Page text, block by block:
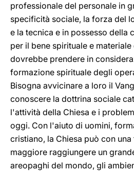
professionale del personale in
specificità sociale, la forza del
e la tecnica e in possesso della
per il bene spirituale e
dovrebbe prendere in
formazione spirituale degli
Bisogna avvicinare a loro il
conoscere la dottrina sociale
l'attività della Chiesa e i
oggi. Con l'aiuto di uomini,
cristiano, la Chiesa può con
maggiore raggiungere un
areopaghi del mondo, gli